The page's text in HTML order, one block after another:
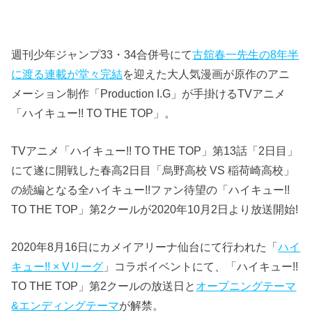
週刊少年ジャンプ33・34合併号にて古舘春一先生の8年半
に渡る連載が堂々完結を迎えた大人気漫画が原作のアニ
メーション制作「Production I.G」が手掛けるTVアニメ
「ハイキュー!! TO THE TOP」。
TVアニメ「ハイキュー!! TO THE TOP」第13話「2日目」
にて遂に開戦した春高2日目「烏野高校 VS 稲荷崎高校」
の続編となる全ハイキュー!!ファン待望の「ハイキュー!!
TO THE TOP」第2クールが2020年10月2日より放送開始!
2020年8月16日にカメイアリーナ仙台にて行われた「ハイ
キュー!! × Vリーグ 」コラボイベントにて、「ハイキュー!!
TO THE TOP」第2クールの放送日と オープニングテーマ
&エンディングテーマが解禁。